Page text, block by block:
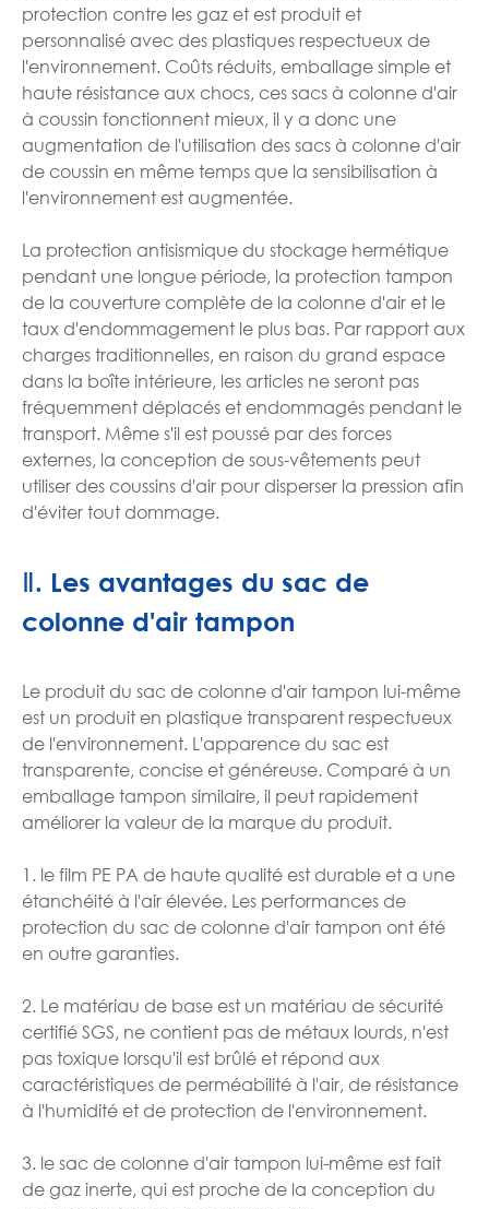
protection contre les gaz et est produit et
personnalisé avec des plastiques respectueux de
l'environnement. Coûts réduits, emballage simple et
haute résistance aux chocs, ces sacs à colonne d'air
à coussin fonctionnent mieux, il y a donc une
augmentation de l'utilisation des sacs à colonne d'air
de coussin en même temps que la sensibilisation à
l'environnement est augmentée.
La protection antisismique du stockage hermétique
pendant une longue période, la protection tampon
de la couverture complète de la colonne d'air et le
taux d'endommagement le plus bas. Par rapport aux
charges traditionnelles, en raison du grand espace
dans la boîte intérieure, les articles ne seront pas
fréquemment déplacés et endommagés pendant le
transport. Même s'il est poussé par des forces
externes, la conception de sous-vêtements peut
utiliser des coussins d'air pour disperser la pression afin
d'éviter tout dommage.
Ⅱ. Les avantages du sac de
colonne d'air tampon
Le produit du sac de colonne d'air tampon lui-même
est un produit en plastique transparent respectueux
de l'environnement. L'apparence du sac est
transparente, concise et généreuse. Comparé à un
emballage tampon similaire, il peut rapidement
améliorer la valeur de la marque du produit.
1. le film PE PA de haute qualité est durable et a une
étanchéité à l'air élevée. Les performances de
protection du sac de colonne d'air tampon ont été
en outre garanties.
2. Le matériau de base est un matériau de sécurité
certifié SGS, ne contient pas de métaux lourds, n'est
pas toxique lorsqu'il est brûlé et répond aux
caractéristiques de perméabilité à l'air, de résistance
à l'humidité et de protection de l'environnement.
3. le sac de colonne d'air tampon lui-même est fait
de gaz inerte, qui est proche de la conception du